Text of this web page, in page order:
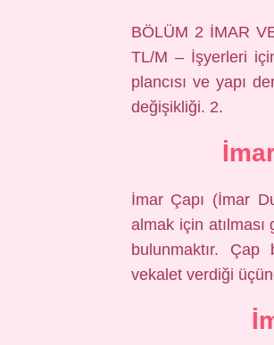
BÖLÜM 2 İMAR
TL/M – İşyerleri
plancısı ve yapı
değişikliği. 2.
İmar Çapı (İmar
almak için
bulunmaktır.
vekalet verdiği